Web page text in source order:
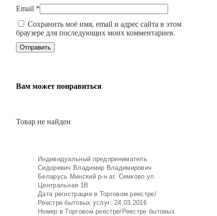
Email *
Сохранить моё имя, email и адрес сайта в этом
браузере для последующих моих комментариев.
Вам может понравиться
Товар не найден
Индивидуальный предприниматель
Сидоревич Владимир Владимирович
Беларусь Минский р-н аг. Семково ул.
Центральная 1В
Дата регистрации в Торговом реестре/
Реестре бытовых услуг: 24.03.2016
Номер в Торговом реестре/Реестре бытовых